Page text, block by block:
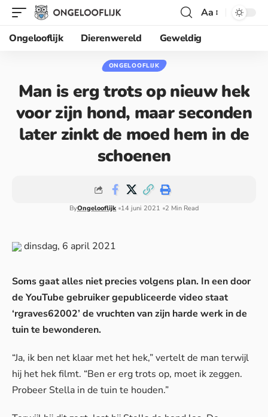
Aa
Ongelooflijk
Dierenwereld Geweldig
ONGELOOFLIJK
Man is erg trots op nieuw hek
voor zijn hond, maar seconden
later zinkt de moed hem in de
schoenen
ByOngelooflijk 14 juni 2021 2 Min Read
dinsdag, 6 april 2021
Soms gaat alles niet precies volgens plan. In een door
de YouTube gebruiker gepubliceerde video staat
‘rgraves62002’ de vruchten van zijn harde werk in de
tuin te bewonderen.
“Ja, ik ben net klaar met het hek,” vertelt de man terwijl
hij het hek filmt. “Ben er erg trots op, moet ik zeggen.
Probeer Stella in de tuin te houden.”